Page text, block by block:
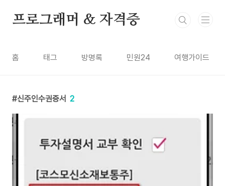
프로그래머 & 자격증
홈 태그 방명록 민원24 여행가이드
신주인수권증서 2